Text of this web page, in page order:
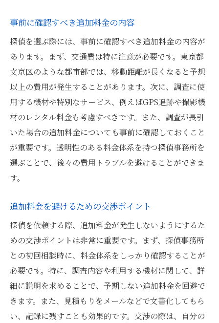
事前に確認すべき追加料金の内容
探偵を選ぶ際には、事前に確認すべき追加料金の内容が
あります。まず、交通費は特に注意が必要です。東京都
文京区のような都市部では、移動距離が長くなると予想
以上の費用が発生することがあります。次に、調査に使
用する機材や特別なサービス、例えばGPS追跡や撮影機
材のレンタル料金も考慮すべきです。また、調査が長引
いた場合の追加料金についても事前に確認しておくこと
が重要です。透明性のある料金体系を持つ探偵事務所を
選ぶことで、後々の費用トラブルを避けることができま
す。
追加料金を避けるための交渉ポイント
探偵を依頼する際、追加料金が発生しないようにするた
めの交渉ポイントは非常に重要です。まず、探偵事務所
との初回相談時に、料金体系をしっかり確認することが
必要です。特に、調査内容や利用する機材に関して、詳
細に説明を求めることで、予期しない追加料金を回避で
きます。また、見積もりをメールなどで文書化してもら
い、記録に残すことも効果的です。交渉の際は、自分の